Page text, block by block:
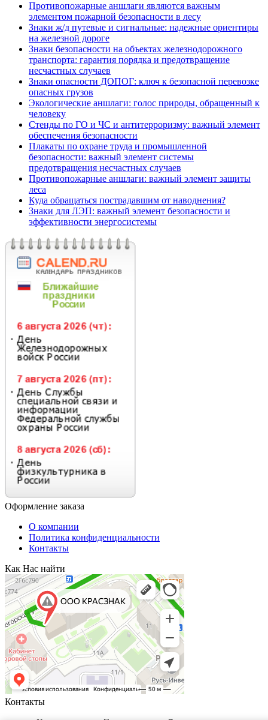
Противопожарные аншлаги являются важным
элементом пожарной безопасности в лесу
Знаки ж/д путевые и сигнальные: надежные ориентиры
на железной дороге
Знаки безопасности на объектах железнодорожного
транспорта: гарантия порядка и предотвращение
несчастных случаев
Знаки опасности ДОПОГ: ключ к безопасной перевозке
опасных грузов
Экологические аншлаги: голос природы, обращенный к
человеку
Стенды по ГО и ЧС и антитерроризму: важный элемент
обеспечения безопасности
Плакаты по охране труда и промышленной
безопасности: важный элемент системы
предотвращения несчастных случаев
Противопожарные аншлаги: важный элемент защиты
леса
Куда обращаться пострадавшим от наводнения?
Знаки для ЛЭП: важный элемент безопасности и
эффективности энергосистемы
Оформление заказа
О компании
Политика конфиденциальности
Контакты
Как Нас найти
Контакты